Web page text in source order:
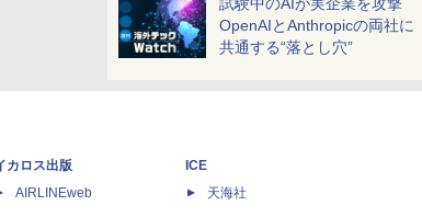
OpenAIとAnthropicの両社に
共通する“落とし穴”
カロス出版
AIRLINEweb
ICE
天海社